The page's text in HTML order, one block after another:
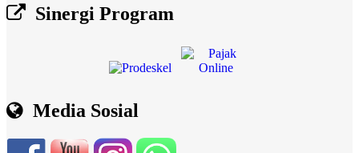
Sinergi Program
Media Sosial